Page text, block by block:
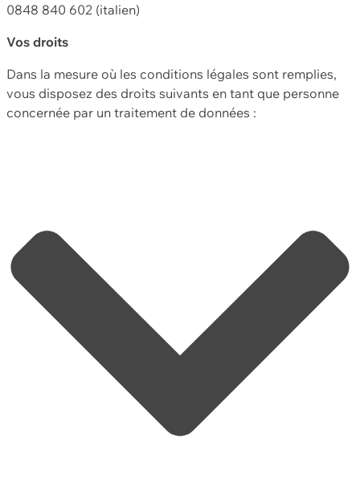
0848 840 602 (italien)
Vos droits
Dans la mesure où les conditions légales sont remplies,
vous disposez des droits suivants en tant que personne
concernée par un traitement de données :